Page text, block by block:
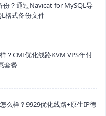
份？通过Navicat for MySQL导
格式备份文件
？CMI优化线路KVM VPS年付
套餐
么样？9929优化线路+原生IP德